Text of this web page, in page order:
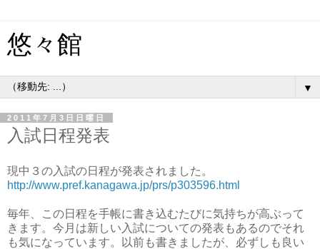
悠々館
▼
2011年7月3日日曜日
入試日程発表
現中３の入試の日程が発表されました。
http://www.pref.kanagawa.jp/prs/p303596.html
毎年、この日程を手帳に書き込むたびに気持ちが高ぶって
きます。今月は新しい入試についての発表もあるのでそれ
も気になっています。以前も書きましたが、必ずしも良い